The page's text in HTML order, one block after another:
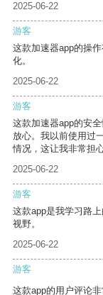
2025-06-22
游客
这款加速器app的操
化。
2025-06-22
游客
这款加速器app的安
放心。我以前使用过
情况，这让我非常担心
2025-06-22
游客
这款app是我学习路
视野。
2025-06-22
游客
这款app的用户评论